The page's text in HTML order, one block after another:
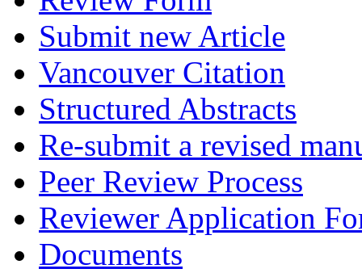
Submit new Article
Vancouver Citation
Structured Abstracts
Re-submit a revised
Peer Review Process
Reviewer Application
Documents